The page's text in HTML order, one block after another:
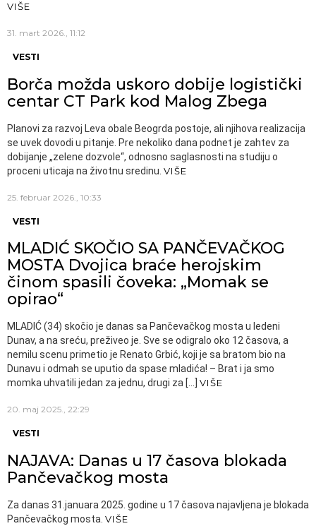
VIŠE
31. mart 2026., 11:12
VESTI
Borča možda uskoro dobije logistički
centar CT Park kod Malog Zbega
Planovi za razvoj Leva obale Beogrda postoje, ali njihova realizacija
se uvek dovodi u pitanje. Pre nekoliko dana podnet je zahtev za
dobijanje „zelene dozvole“, odnosno saglasnosti na studiju o
proceni uticaja na životnu sredinu. VIŠE
25. februar 2026., 10:33
VESTI
MLADIĆ SKOČIO SA PANČEVAČKOG
MOSTA Dvojica braće herojskim
činom spasili čoveka: „Momak se
opirao“
MLADIĆ (34) skočio je danas sa Pančevačkog mosta u ledeni
Dunav, a na sreću, preživeo je. Sve se odigralo oko 12 časova, a
nemilu scenu primetio je Renato Grbić, koji je sa bratom bio na
Dunavu i odmah se uputio da spase mladića! – Brat i ja smo
momka uhvatili jedan za jednu, drugi za […] VIŠE
20. maj 2025., 22:29
VESTI
NAJAVA: Danas u 17 časova blokada
Pančevačkog mosta
Za danas 31.januara 2025. godine u 17 časova najavljena je blokada
Pančevačkog mosta. VIŠE